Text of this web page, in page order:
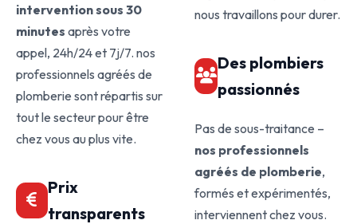
intervention sous 30
minutes après votre
appel, 24h/24 et 7j/7. nos
professionnels agréés de
plomberie sont répartis sur
tout le secteur pour être
chez vous au plus vite.
Prix
transparents
nous travaillons pour durer.
Des plombiers
passionnés
Pas de sous-traitance –
nos professionnels
agréés de plomberie,
formés et expérimentés,
interviennent chez vous.